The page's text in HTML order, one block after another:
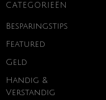
CATEGORIEËN
Besparingstips
Featured
Geld
Handig &
Verstandig